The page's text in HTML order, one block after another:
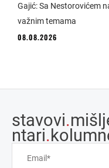
Gajić: Sa Nestorovićem
važnim temama
08.08.2026
stavovi.
ntari.